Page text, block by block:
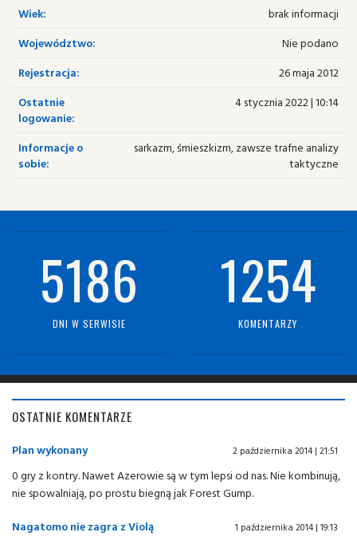
Wiek:
brak informacji
Województwo:
Nie podano
Rejestracja:
26 maja 2012
Ostatnie
logowanie:
4 stycznia 2022 | 10:14
Informacje o
sobie:
sarkazm, śmieszkizm, zawsze trafne analizy
taktyczne
5186
DNI W SERWISIE
1254
KOMENTARZY
OSTATNIE KOMENTARZE
Plan wykonany 2 października 2014 | 21:51
0 gry z kontry. Nawet Azerowie są w tym lepsi od nas. Nie kombinują,
nie spowalniają, po prostu biegną jak Forest Gump.
Nagatomo nie zagra z Violą
1 października 2014 | 19:13